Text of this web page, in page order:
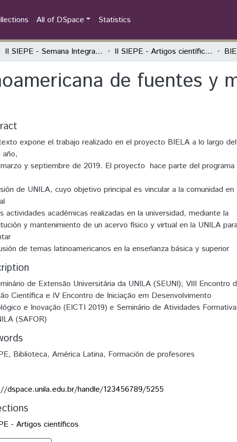
All of DSpace Statistics
II SIEPE - Semana Integrada de Ensino, Pesquisa e Extensão II SIEPE - Artigos científicos
de fuentes y
expone el trabajo realizado en el proyecto BIELA a lo largo del
año,
y septiembre de 2019. El proyecto ​ hace parte del programa
de UNILA, cuyo objetivo principal es vincular a la comunidad en
actividades académicas realizadas en la universidad, mediante la
y mantenimiento de un acervo físico y virtual en la UNILA
de temas latinoamericanos en la enseñanza básica y superior
de Extensão Universitária da UNILA (SEUNI); VIII Encontro
Científica e IV Encontro de Iniciação em Desenvolvimento
e Inovação (EICTI 2019) e Seminário de Atividades
(SAFOR)
, Biblioteca, América Latina, Formación de profesores
dspace.unila.edu.br/handle/123456789/5255
- Artigos científicos